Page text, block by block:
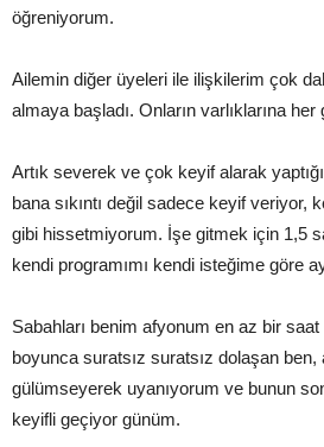
öğreniyorum.
Ailemin diğer üyeleri ile ilişkilerim çok
almaya başladı. Onların varlıklarına
Artık severek ve çok keyif alarak
bana sıkıntı değil sadece keyif veriyor,
gibi hissetmiyorum. İşe gitmek için 1,5
kendi programımı kendi isteğime göre
Sabahları benim afyonum en az bir
boyunca suratsız suratsız dolaşan ben,
gülümseyerek uyanıyorum ve bunun
keyifli geçiyor günüm.